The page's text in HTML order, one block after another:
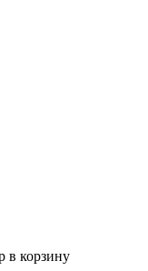
в корзину